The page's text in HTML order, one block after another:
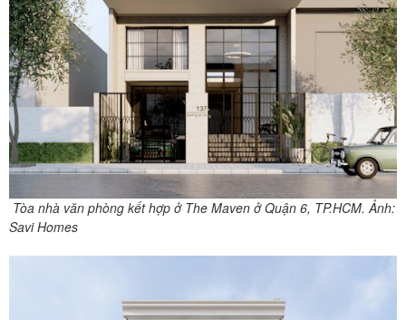
Tòa nhà văn phòng kết hợp ở The Maven ở Quận 6, TP.HCM. Ảnh:
Savi Homes